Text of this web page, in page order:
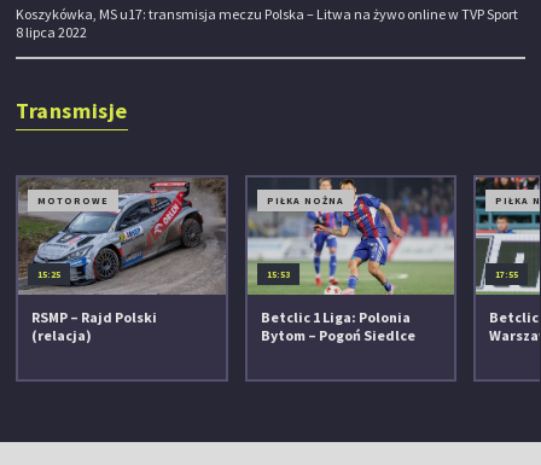
Koszykówka, MS u17: transmisja meczu Polska – Litwa na żywo online w TVP Sport
8 lipca 2022
Transmisje
MOTOROWE
15:25
RSMP – Rajd Polski
(relacja)
PIŁKA NOŻNA
15:53
Betclic 1 Liga: Polonia
Bytom – Pogoń Siedlce
PIŁKA
17:55
Betclic